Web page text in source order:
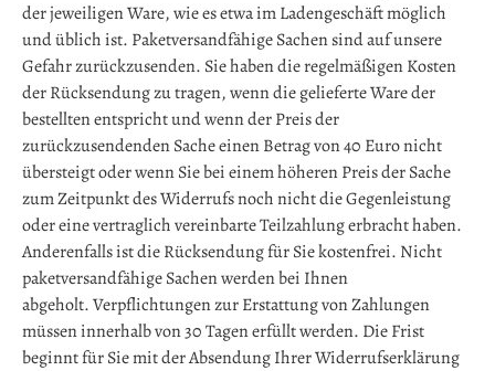
der jeweiligen Ware, wie es etwa im Ladengeschäft möglich
und üblich ist. Paketversandfähige Sachen sind auf unsere
Gefahr zurückzusenden. Sie haben die regelmäßigen Kosten
der Rücksendung zu tragen, wenn die gelieferte Ware der
bestellten entspricht und wenn der Preis der
zurückzusendenden Sache einen Betrag von 40 Euro nicht
übersteigt oder wenn Sie bei einem höheren Preis der Sache
zum Zeitpunkt des Widerrufs noch nicht die Gegenleistung
oder eine vertraglich vereinbarte Teilzahlung erbracht haben.
Anderenfalls ist die Rücksendung für Sie kostenfrei. Nicht
paketversandfähige Sachen werden bei Ihnen
abgeholt. Verpflichtungen zur Erstattung von Zahlungen
müssen innerhalb von 30 Tagen erfüllt werden. Die Frist
beginnt für Sie mit der Absendung Ihrer Widerrufserklärung